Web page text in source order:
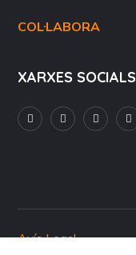
COL·LABORA
XARXES SOCIALS
Avís Legal